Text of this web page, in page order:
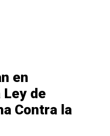
en
de
Contra la